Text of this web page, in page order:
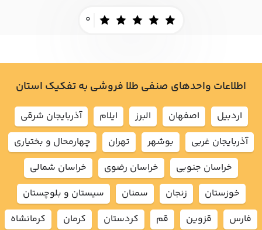
0
اطلاعات واحدهای صنفی طلا فروشی به تفکیک استان
اردبيل اصفهان البرز ايلام
آذربايجان شرقي
آذربايجان غربي
بوشهر تهران
چهارمحال و بختياري
خراسان جنوبي
خراسان رضوي
خراسان شمالي
خوزستان
زنجان سمنان
سيستان و بلوچستان
فارس
قزوين قم كردستان كرمان
كرمانشاه